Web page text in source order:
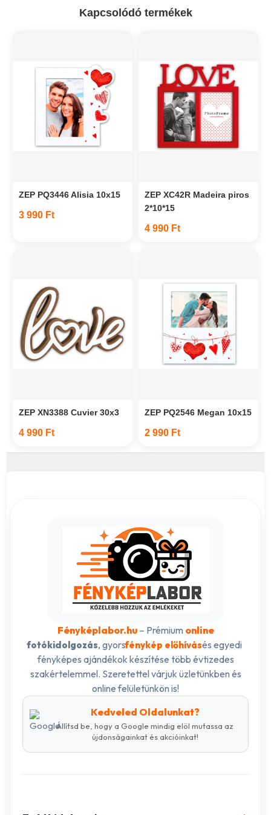
Kapcsolódó termékek
ZEP PQ3446 Alisia 10x15
3 990 Ft
ZEP XC42R Madeira piros
2*10*15
4 990 Ft
ZEP XN3388 Cuvier 30x3
4 990 Ft
ZEP PQ2546 Megan 10x15
2 990 Ft
Fényképlabor.hu– Prémium online
fotókidolgozás, gyorsfénykép előhívásés egyedi
fényképes ajándékok készítése több évtizedes
szakértelemmel. Szeretettel várjuk üzletünkben és
online felületünkön is!
Kedveled Oldalunkat?
Állítsd be, hogy a Google mindig elöl mutassa az
újdonságainkat és akcióinkat!